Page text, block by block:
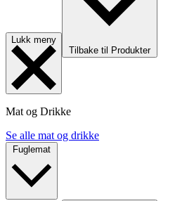
Lukk meny
Tilbake til Produkter
Mat og Drikke
Se alle mat og drikke